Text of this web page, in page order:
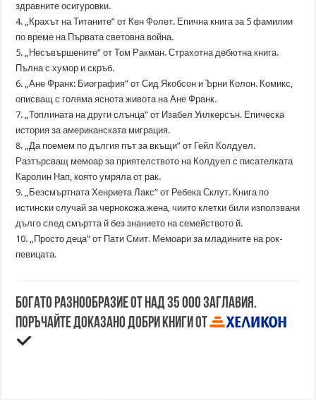
здравните осигуровки.
4. „Крахът на Титаните” от Кен Фолет. Епична книга за 5 фамилии
по време на Първата световна война.
5. „Несъвършените” от Том Ракман. Страхотна дебютна книга.
Пълна с хумор и скръб.
6. „Ане Франк: Биография” от Сид Якобсон и Ърни Колон. Комикс,
описващ с голяма яснота живота на Ане Франк.
7. „Топлината на други слънца” от Изабел Уилкерсън. Епическа
история за американската миграция.
8. „Да поемем по дългия път за вкъщи” от Гейл Колдуел.
Разтърсващ мемоар за приятелството на Колдуел с писателката
Каролин Нап, която умряла от рак.
9. „Безсмъртната Хенриета Лакс” от Ребека Склут. Книга по
истински случай за чернокожа жена, чиито клетки били използвани
дълго след смъртта й без знанието на семейството й.
10. „Просто деца” от Пати Смит. Мемоари за младините на рок-
певицата.
Богато разнообразие от над 35 000 заглавия.
Поръчайте доказано добри книги от